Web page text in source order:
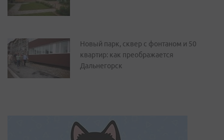
Новый парк, сквер с фонтаном и 50
квартир: как преображается
Дальнегорск